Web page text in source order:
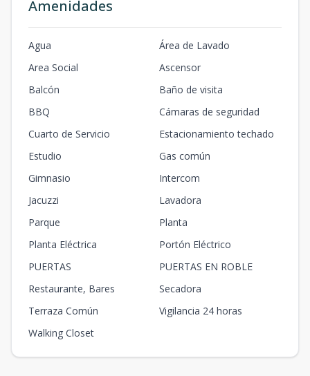
Apto
----m2
-
Amenidades
Agua
Área de Lavado
Area Social
Ascensor
Balcón
Baño de visita
BBQ
Cámaras de seguridad
Cuarto de Servicio
Estacionamiento techado
Estudio
Gas común
Gimnasio
Intercom
Jacuzzi
Lavadora
Parque
Planta
Planta Eléctrica
Portón Eléctrico
PUERTAS
PUERTAS EN ROBLE
Restaurante, Bares
Secadora
Terraza Común
Vigilancia 24 horas
Walking Closet